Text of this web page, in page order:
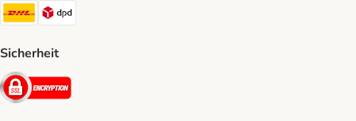
DHL Shipping Method
Sicherheit
Security